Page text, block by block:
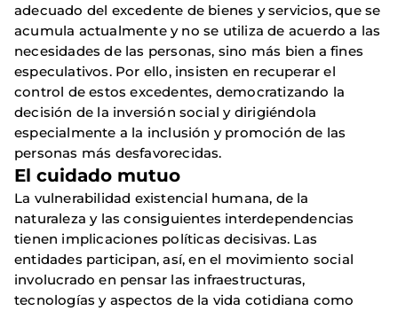
adecuado del excedente de bienes y servicios, que se
acumula actualmente y no se utiliza de acuerdo a las
necesidades de las personas, sino más bien a fines
especulativos. Por ello, insisten en recuperar el
control de estos excedentes, democratizando la
decisión de la inversión social y dirigiéndola
especialmente a la inclusión y promoción de las
personas más desfavorecidas.
El cuidado mutuo
La vulnerabilidad existencial humana, de la
naturaleza y las consiguientes interdependencias
tienen implicaciones políticas decisivas. Las
entidades participan, así, en el movimiento social
involucrado en pensar las infraestructuras,
tecnologías y aspectos de la vida cotidiana como